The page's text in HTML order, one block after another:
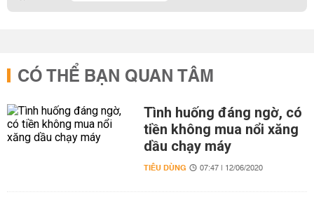
CÓ THỂ BẠN QUAN TÂM
Tình huống đáng ngờ, có
tiền không mua nổi xăng
dầu chạy máy
TIÊU DÙNG 07:47 | 12/06/2020